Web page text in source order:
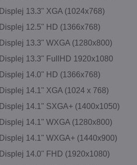
Displej 13.3" XGA (1024x768)
Displej 12.5" HD (1366x768)
Displej 13.3" WXGA (1280x800)
Displej 13.3" FullHD 1920x1080
Displej 14.0" HD (1366x768)
Displej 14.1" XGA (1024 x 768)
Displej 14.1" SXGA+ (1400x1050)
Displej 14.1" WXGA (1280x800)
Displej 14.1" WXGA+ (1440x900)
Displej 14.0" FHD (1920x1080)